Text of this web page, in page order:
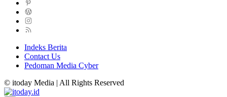
Indeks Berita
Contact Us
Pedoman Media Cyber
© itoday Media | All Rights Reserved